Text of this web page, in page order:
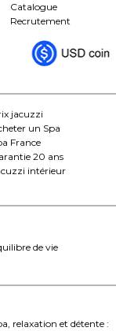
Catalogue
Recrutement
jacuzzi
un Spa
France
20 ans
intérieur
de vie
relaxation et détente :